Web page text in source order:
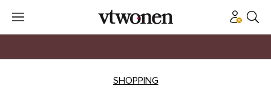
SHOPPING